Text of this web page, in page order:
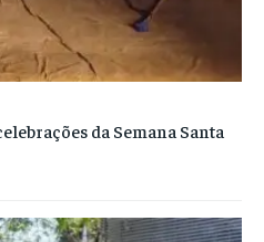
da Semana Santa